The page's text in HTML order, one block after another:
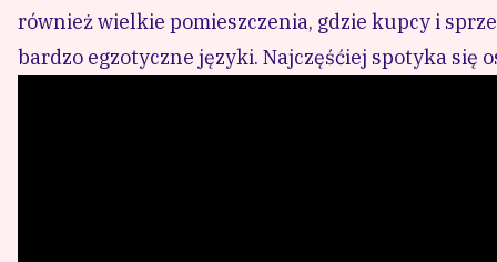
również wielkie pomieszczenia, gdzie kupcy i
bardzo egzotyczne języki. Najczęśćiej spotyka się